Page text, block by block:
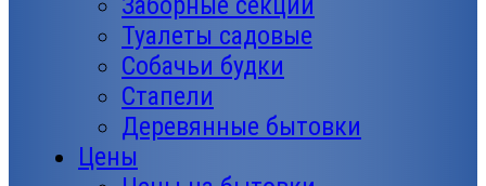
Туалеты садовые
Собачьи будки
Стапели
Деревянные бытовки
Цены